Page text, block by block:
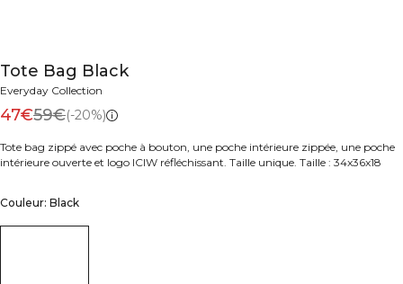
Tote Bag Black
Everyday Collection
47€59€(-20%)
Tote bag zippé avec poche à bouton, une poche intérieure zippée, une poche
intérieure ouverte et logo ICIW réfléchissant. Taille unique. Taille : 34x36x18
Couleur: Black